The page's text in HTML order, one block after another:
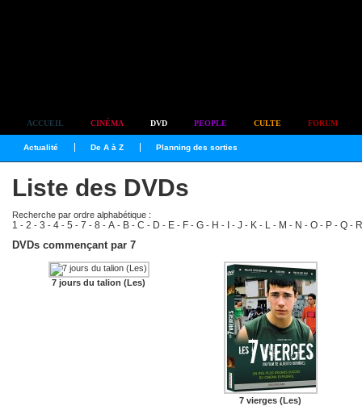
ACCUEIL CINÉMA DVD PEOPLE CULTE FORUM
Actualité De A à Z Planning des sorties
Liste des DVDs
Recherche par ordre alphabétique :
1 - 2 - 3 - 4 - 5 - 7 - 8 - A - B - C - D - E - F - G - H - - J - K - L - M - N - O - P - Q - R
DVDs commençant par 7
7 jours du talion (Les)
7 vierges (Les)